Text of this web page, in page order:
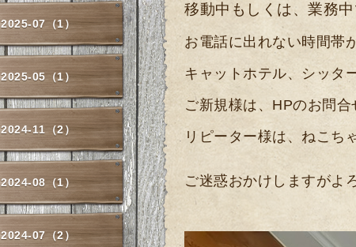
移動中もしくは、業務中
お電話に出れない時間帯
キャットホテル、シッタ
ご新規様は、HPのお問
リピーター様は、ねこち
ご迷惑おかけしますがよ
2025-07（1）
2025-05（1）
2024-11（2）
2024-08（1）
2024-07（2）